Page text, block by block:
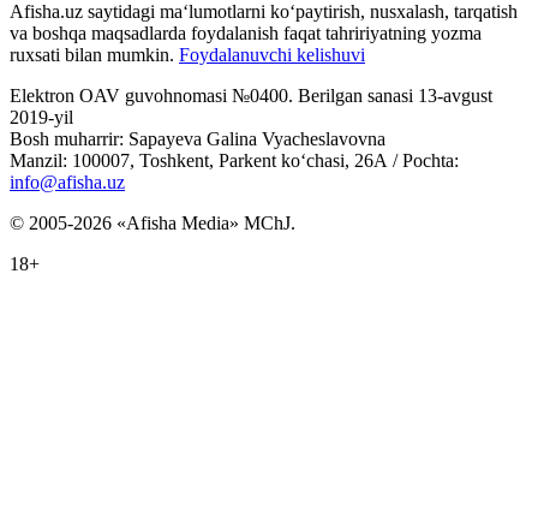
Afisha.uz saytidagi ma‘lumotlarni ko‘paytirish, nusxalash, tarqatish
va boshqa maqsadlarda foydalanish faqat tahririyatning yozma
ruxsati bilan mumkin. Foydalanuvchi kelishuvi
Elektron OAV guvohnomasi №0400. Berilgan sanasi 13-avgust
2019-yil
Bosh muharrir: Sapayeva Galina Vyacheslavovna
Manzil: 100007, Toshkent, Parkent ko‘chasi, 26А / Pochta:
info@afisha.uz
© 2005-2026 «Afisha Media» MChJ.
18+